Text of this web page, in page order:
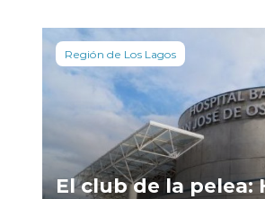
Región de Los Lagos
El club de la pelea: